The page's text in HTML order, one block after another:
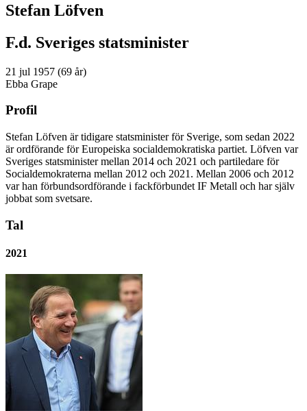
Stefan Löfven
F.d. Sveriges statsminister
21 jul 1957 (69 år)
Ebba Grape
Profil
Stefan Löfven är tidigare statsminister för Sverige, som sedan 2022
är ordförande för Europeiska socialdemokratiska partiet. Löfven var
Sveriges statsminister mellan 2014 och 2021 och partiledare för
Socialdemokraterna mellan 2012 och 2021. Mellan 2006 och 2012
var han förbundsordförande i fackförbundet IF Metall och har själv
jobbat som svetsare.
Tal
2021